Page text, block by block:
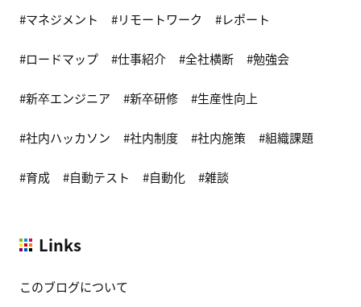
マネジメント リモートワーク レポート
ロードマップ 仕事紹介 全社横断 勉強会
新卒エンジニア 新卒研修 生産性向上
社内ハッカソン 社内制度 社内施策 組織課題
育成 自動テスト 自動化 雑談
Links
このブログについて